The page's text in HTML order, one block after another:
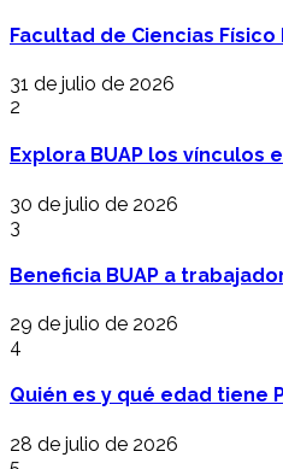
Facultad de Ciencias
31 de julio de 2026
2
Explora BUAP los
30 de julio de 2026
3
Beneficia BUAP a
29 de julio de 2026
4
Quién es y qué edad tiene
28 de julio de 2026